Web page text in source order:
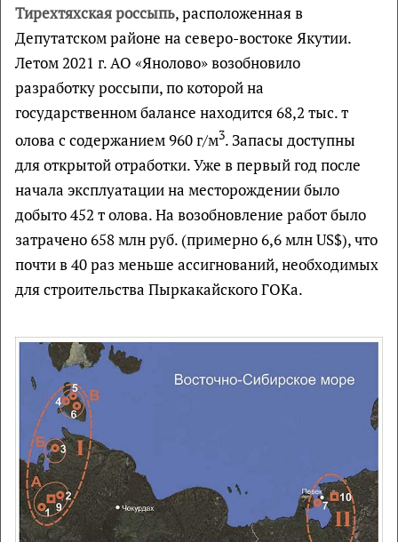
Тирехтяхская россыпь, расположенная в
Депутатском районе на северо-востоке Якутии.
Летом 2021 г. АО «Янолово» возобновило
разработку россыпи, по которой на
государственном балансе находится 68,2 тыс. т
олова с содержанием 960 г/м3. Запасы доступны
для открытой отработки. Уже в первый год после
начала эксплуатации на месторождении было
добыто 452 т олова. На возобновление работ было
затрачено 658 млн руб. (примерно 6,6 млн US$), что
почти в 40 раз меньше ассигнований, необходимых
для строительства Пыркакайского ГОКа.